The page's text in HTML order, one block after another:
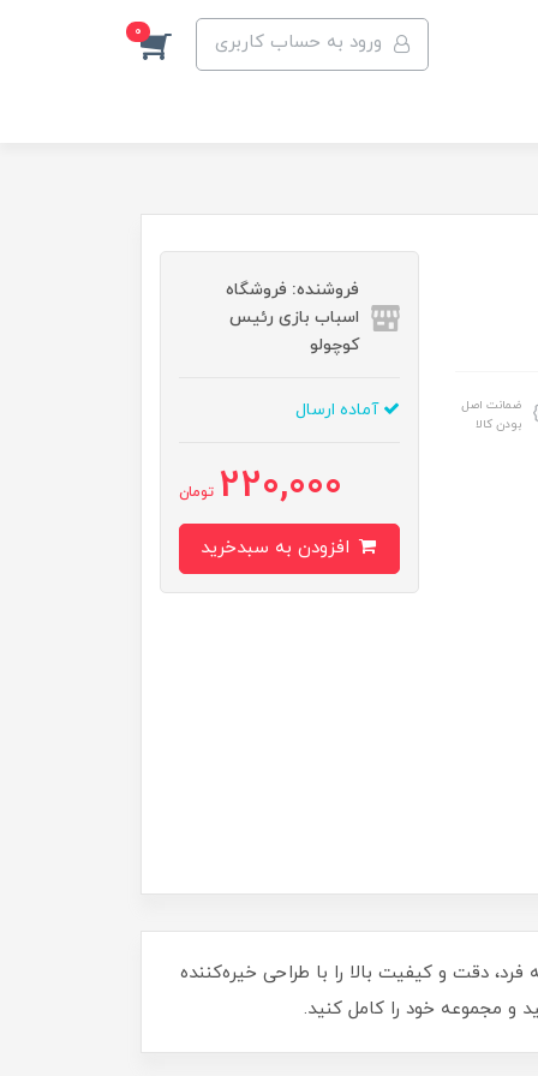
ورود به حساب کاربری 0
ضمانت اصل
بودن کالا
فروشنده: فروشگاه
اسباب بازی رئیس
کوچولو
آماده ارسال
220,000 تومان
منحصر به فرد، دقت و کیفیت بالا را با طراحی خیره‌کننده
و مجموعه خود را کامل کنید.